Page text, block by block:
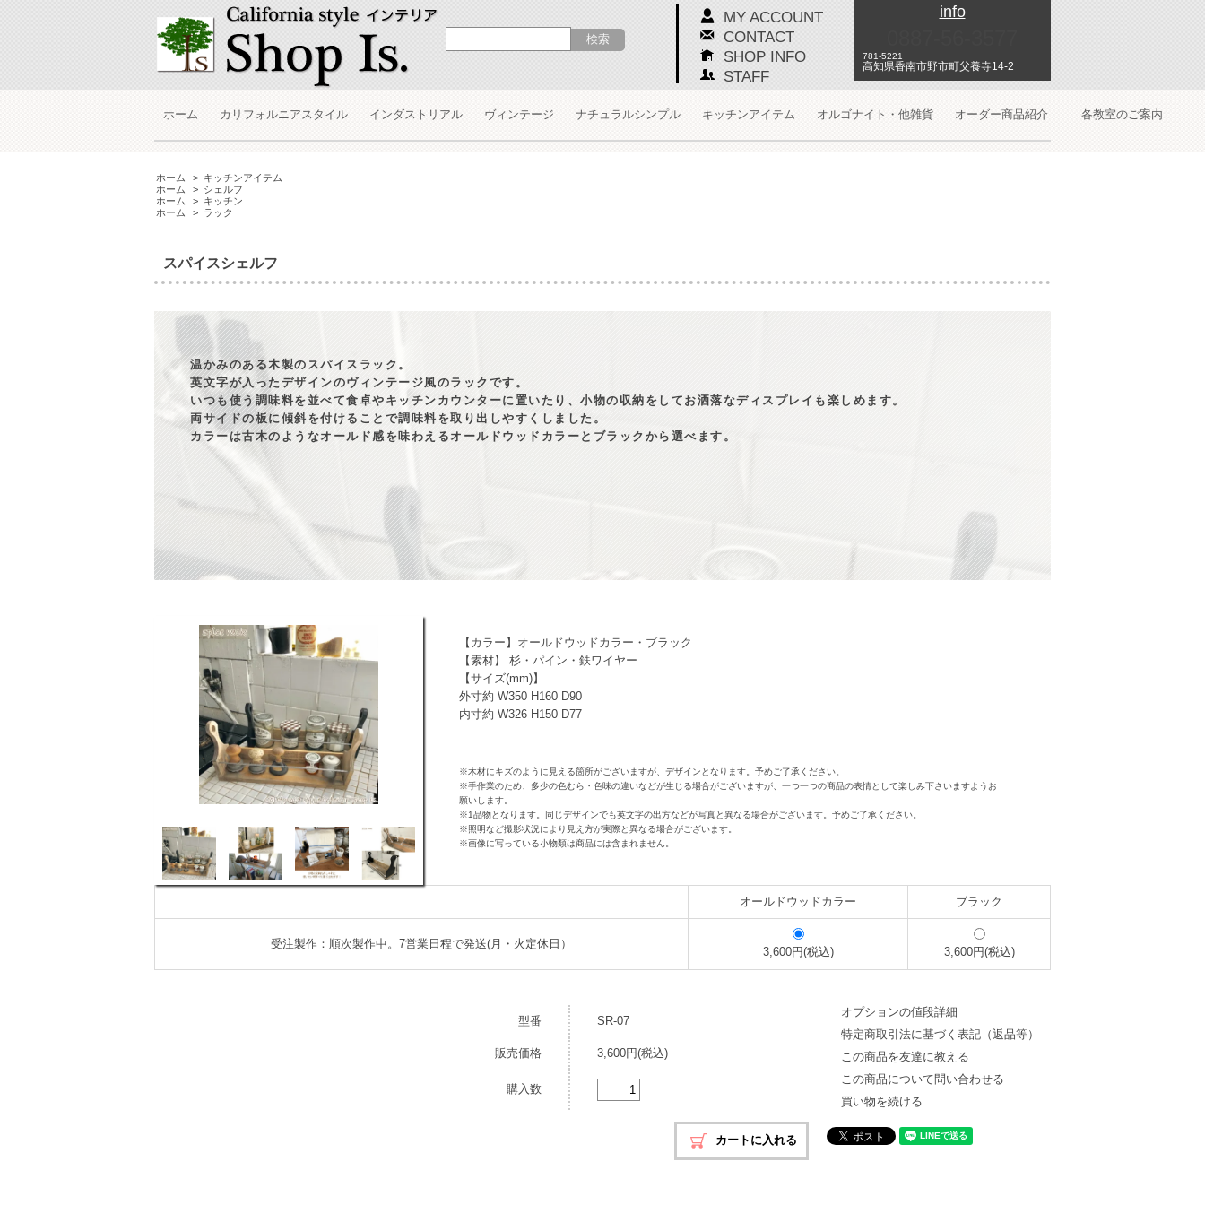
info
781-5221
高知県香南市野市町父養寺14-2
MY ACCOUNT
CONTACT
SHOP INFO
STAFF
ホーム カリフォルニアスタイル インダストリアル ヴィンテージ ナチュラルシンプル キッチンアイテム オルゴナイト・他雑貨 オーダー商品紹介 各教室のご案内
ホーム > キッチンアイテム
ホーム
> シェルフ
ホーム
> キッチン
ホーム
> ラック
スパイスシェルフ
温かみのある木製のスパイスラック。
英文字が入ったデザインのヴィンテージ風のラックです。
いつも使う調味料を並べて食卓やキッチンカウンターに置いたり、小物の収納をしてお洒落なディスプレイも楽しめます。
両サイドの板に傾斜を付けることで調味料を取り出しやすくしました。
カラーは古木のようなオールド感を味わえるオールドウッドカラーとブラックから選べます。
【カラー】オールドウッドカラー・ブラック
【素材】 杉・パイン・鉄ワイヤー
【サイズ(mm)】
外寸約 W350 H160 D90
内寸約 W326 H150 D77
※木材にキズのように見える箇所がございますが、デザインとなります。予めご了承ください。
※手作業のため、多少の色むら・色味の違いなどが生じる場合がございますが、一つ一つの商品の表情として楽しみ下さいますようお
願いします。
※1品物となります。同じデザインでも英文字の出方などが写真と異なる場合がございます。予めご了承ください。
※照明など撮影状況により見え方が実際と異なる場合がございます。
※画像に写っている小物類は商品には含まれません。
オールドウッドカラー ブラック
受注製作：順次製作中。7営業日程で発送(月・火定休日）
3,600円(税込) 3,600円(税込)
型番 SR-07
販売価格 3,600円(税込)
購入数
オプションの値段詳細
特定商取引法に基づく表記（返品等）
この商品を友達に教える
この商品について問い合わせる
買い物を続ける